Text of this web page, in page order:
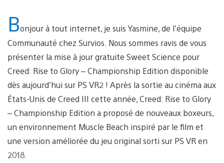
Bonjour à tout internet, je suis Yasmine, de l’équipe
Communauté chez Survios. Nous sommes ravis de vous
présenter la mise à jour gratuite Sweet Science pour
Creed: Rise to Glory – Championship Edition disponible
dès aujourd’hui sur PS VR2 ! Après la sortie au cinéma aux
États-Unis de Creed III cette année, Creed: Rise to Glory
– Championship Edition a proposé de nouveaux boxeurs,
un environnement Muscle Beach inspiré par le film et
une version améliorée du jeu original sorti sur PS VR en
2018.